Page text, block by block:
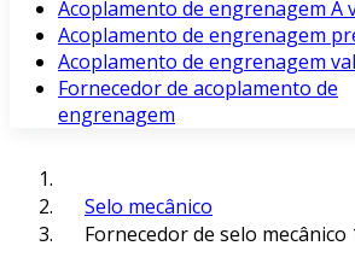
Acoplamento de engrenagem À
Acoplamento de engrenagem
Acoplamento de engrenagem
Fornecedor de acoplamento de
engrenagem
Selo mecânico
Fornecedor de selo mecânico